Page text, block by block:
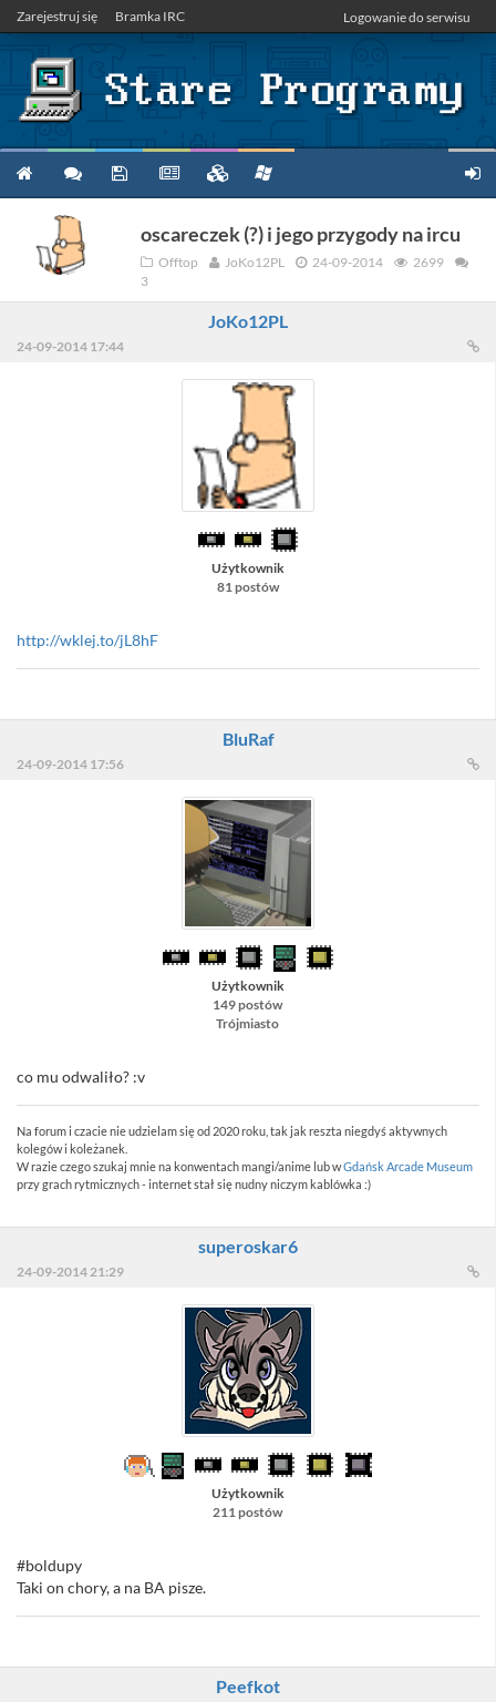
Zarejestruj się Bramka IRC Logowanie do serwisu
oscareczek (?) i jego przygody na ircu
Offtop JoKo12PL 24-09-2014
2699
3
JoKo12PL
24-09-2014 17:44
Użytkownik
81 postów
http://wklej.to/jL8hF
BluRaf
24-09-2014 17:56
Użytkownik
149 postów
Trójmiasto
co mu odwaliło? :v
Na forum i czacie nie udzielam się od 2020 roku, tak jak reszta niegdyś aktywnych
kolegów i koleżanek.
W razie czego szukaj mnie na konwentach mangi/anime lub wGdańsk Arcade Museum
przy grach rytmicznych - internet stał się nudny niczym kablówka :)
superoskar6
24-09-2014 21:29
Użytkownik
211 postów
#boldupy
Taki on chory, a na BA pisze.
Peefkot